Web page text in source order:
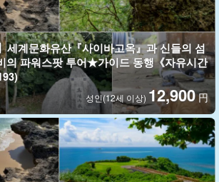
자춤과 사자춤 술의 특별 이벤트도☆!
에서 '사자춤'과 '사자춤' 공연이 준비돼 있다,
새해를 맞이하자!를 축하할 수 있습니다.
세계문화유산『사이바고옥』과 신들의 섬
의 파워스팟 투어★가이드 동행《자유시간
성인(12세 이상) 12,900 円